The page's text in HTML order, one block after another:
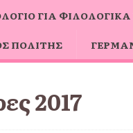
ΓΙΑ
ΠΟΛΊΤΗΣ
2017